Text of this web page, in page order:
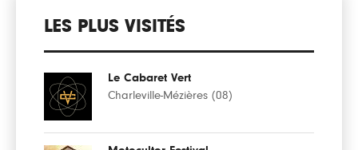
LES PLUS VISITÉS
Le Cabaret Vert
Charleville-Mézières (08)